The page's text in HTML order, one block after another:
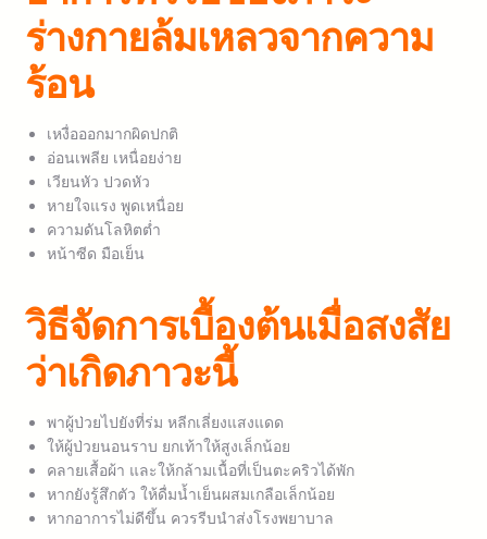
ร่างกายล้มเหลวจากความ
ร้อน
เหงื่อออกมากผิดปกติ
อ่อนเพลีย เหนื่อยง่าย
เวียนหัว ปวดหัว
หายใจแรง พูดเหนื่อย
ความดันโลหิตต่ำ
หน้าซีด มือเย็น
วิธีจัดการเบื้องต้นเมื่อสงสัย
ว่าเกิดภาวะนี้
พาผู้ป่วยไปยังที่ร่ม หลีกเลี่ยงแสงแดด
ให้ผู้ป่วยนอนราบ ยกเท้าให้สูงเล็กน้อย
คลายเสื้อผ้า และให้กล้ามเนื้อที่เป็นตะคริวได้พัก
หากยังรู้สึกตัว ให้ดื่มน้ำเย็นผสมเกลือเล็กน้อย
หากอาการไม่ดีขึ้น ควรรีบนำส่งโรงพยาบาล